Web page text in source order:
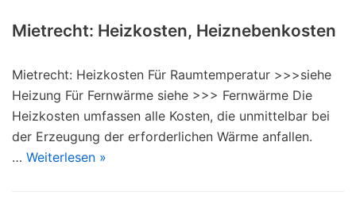
Mietrecht: Heizkosten, Heiznebenkosten
Mietrecht: Heizkosten Für Raumtemperatur >>>siehe
Heizung Für Fernwärme siehe >>> Fernwärme Die
Heizkosten umfassen alle Kosten, die unmittelbar bei
der Erzeugung der erforderlichen Wärme anfallen.
… Weiterlesen »